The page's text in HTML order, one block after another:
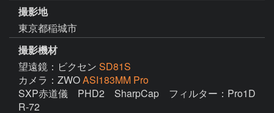
撮影地
東京都稲城市
撮影機材
望遠鏡：ビクセン SD81S
カメラ：ZWOASI183MM Pro
SXP赤道儀　PHD2　SharpCap　フィルター：Pro1D
R-72